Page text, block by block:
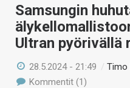
Samsungin
Ultran pyörivällä
28.5.2024 - 21:49 /Timo
Kommentit (1)